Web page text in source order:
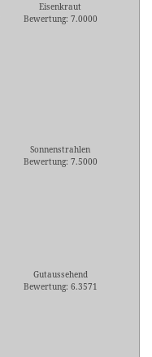
Eisenkraut
Bewertung: 7.0000
Sonnenstrahlen
Bewertung: 7.5000
Gutaussehend
Bewertung: 6.3571